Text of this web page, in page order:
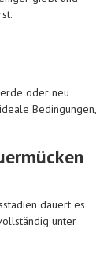
oder neu
Bedingungen,
dauert es
unter